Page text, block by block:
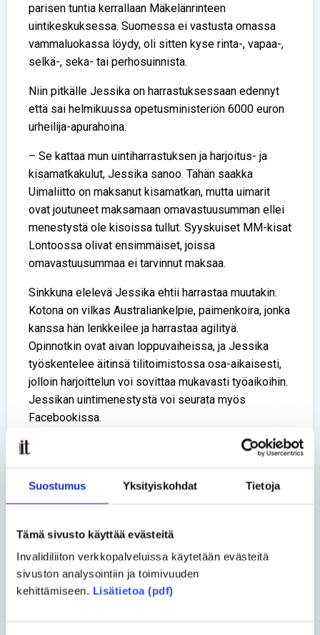
Suostumus Yksityiskohdat Tietoja
Tämä sivusto käyttää evästeitä
Invalidiliiton verkkopalveluissa käytetään evästeitä
sivuston analysointiin ja toimivuuden
kehittämiseen. Lisätietoa (pdf)
parisen tuntia kerrallaan Mäkelänrinteen
uintikeskuksessa. Suomessa ei vastusta omassa
vammaluokassa löydy, oli sitten kyse rinta-, vapaa-,
selkä-, seka- tai perhosuinnista.
Niin pitkälle Jessika on harrastuksessaan edennyt
että sai helmikuussa opetusministeriön 6000 euron
urheilija-apurahoina.
– Se kattaa mun uintiharrastuksen ja harjoitus- ja
kisamatkakulut, Jessika sanoo. Tähän saakka
Uimaliitto on maksanut kisamatkan, mutta uimarit
ovat joutuneet maksamaan omavastuusumman ellei
menestystä ole kisoissa tullut. Syyskuiset MM-kisat
Lontoossa olivat ensimmäiset, joissa
omavastuusummaa ei tarvinnut maksaa.
Sinkkuna elelevä Jessika ehtii harrastaa muutakin.
Kotona on vilkas Australiankelpie, paimenkoira, jonka
kanssa hän lenkkeilee ja harrastaa agilityä.
Opinnotkin ovat aivan loppuvaiheissa, ja Jessika
työskentelee äitinsä tilitoimistossa osa-aikaisesti,
jolloin harjoittelun voi sovittaa mukavasti työaikoihin.
Jessikan uintimenestystä voi seurata myös
Facebookissa.
Parauimari Jessika Markkanen harjoittelee Helsingin
uintikeskuksessa.
Pohjoismaisen uimataitomääritelmän mukaan
uimataitoinen on henkilö, joka pudottuaan syvään
veteen niin, että pää käy veden alla ja päästyään
uudelleen pinnalle, ui yhtäjaksoisesti 200 metriä,